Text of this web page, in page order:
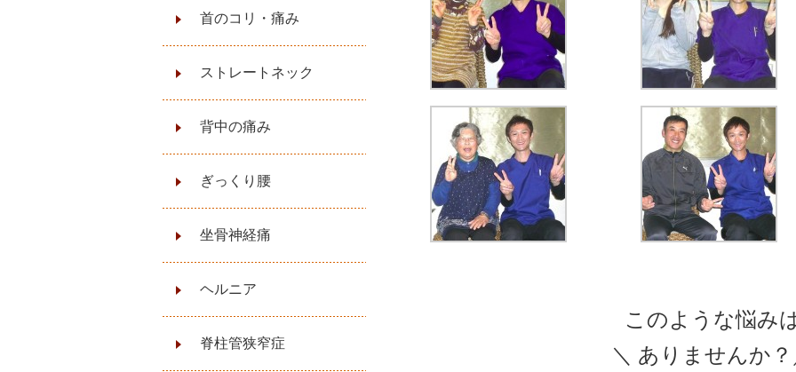
首のコリ・痛み
ストレートネック
背中の痛み
ぎっくり腰
坐骨神経痛
ヘルニア
脊柱管狭窄症
このような悩み
＼ ありませんか